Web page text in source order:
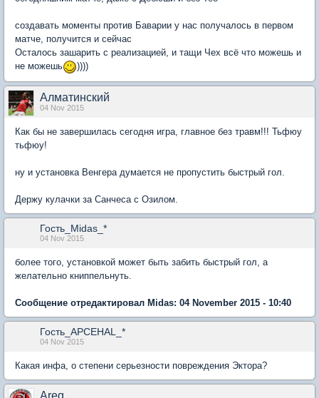
создавать моменты против Баварии у нас получалось в первом
матче, получится и сейчас
Осталось зашарить с реализацией, и тащи Чех всё что можешь и
не можешь
))))
Алматинский
04 Nov 2015
Как бы не завершилась сегодня игра, главное без травм!!! Тьфюу
тьфюу!
ну и установка Венгера думается не пропустить быстрый гол.
Держу кулачки за Санчеса с Озилом.
Гость_Midas_*
04 Nov 2015
более того, установкой может быть забить быстрый гол, а
желательно книппельнуть.
Сообщение отредактировал Midas: 04 November 2015 - 10:40
Гость_APCEHAL_*
04 Nov 2015
Какая инфа, о степени серьезности повреждения Эктора?
Areg